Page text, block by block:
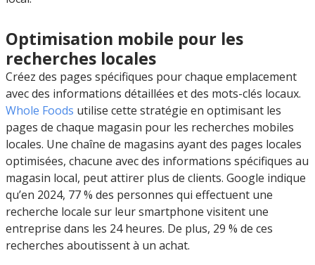
Optimisation mobile pour les
recherches locales
Créez des pages spécifiques pour chaque emplacement
avec des informations détaillées et des mots-clés locaux.
Whole Foods utilise cette stratégie en optimisant les
pages de chaque magasin pour les recherches mobiles
locales. Une chaîne de magasins ayant des pages locales
optimisées, chacune avec des informations spécifiques au
magasin local, peut attirer plus de clients. Google indique
qu’en 2024, 77 % des personnes qui effectuent une
recherche locale sur leur smartphone visitent une
entreprise dans les 24 heures. De plus, 29 % de ces
recherches aboutissent à un achat.